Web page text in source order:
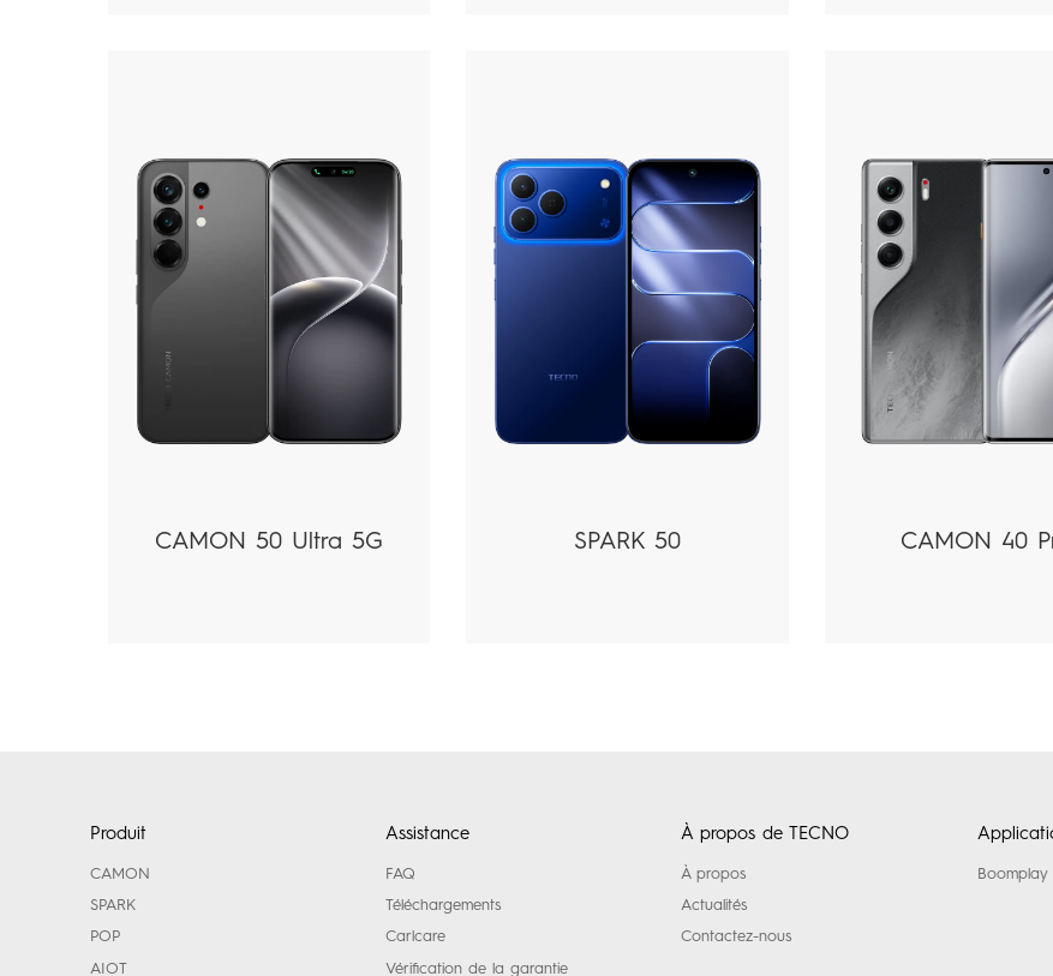
CAMON 50 Ultra 5G SPARK 50 CAMON 40
Produit
CAMON
SPARK
POP
AIOT
Assistance
FAQ
Téléchargements
Carlcare
Vérification de la garantie
À propos de TECNO
À propos
Actualités
Contactez-nous
Boomplay